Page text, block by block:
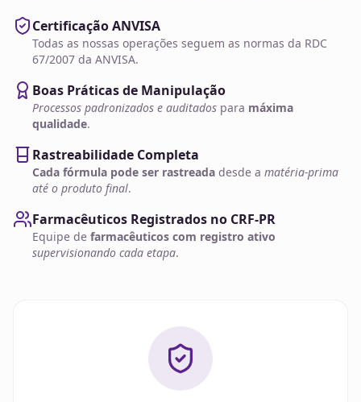
Certificação ANVISA
Todas as nossas operações seguem as normas da RDC
67/2007 da ANVISA.
Boas Práticas de Manipulação
Processos padronizados e auditados para máxima
qualidade.
Rastreabilidade Completa
Cada fórmula pode ser rastreada desde a matéria-prima
até o produto final.
Farmacêuticos Registrados no CRF-PR
Equipe de farmacêuticos com registro ativo
supervisionando cada etapa.